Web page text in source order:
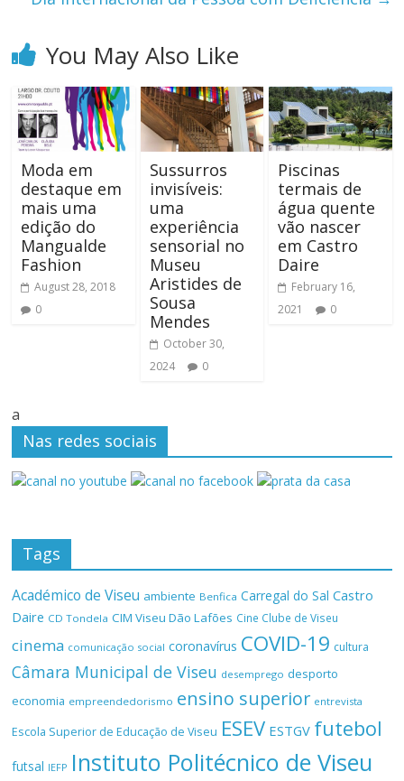
You May Also Like
Moda em
destaque em
mais uma
edição do
Mangualde
Fashion
August 28, 2018
0
Sussurros
invisíveis:
uma
experiência
sensorial no
Museu
Aristides de
Sousa
Mendes
October 30,
2024
0
Piscinas
termais de
água quente
vão nascer
em Castro
Daire
February 16,
2021
0
a
Nas redes sociais
Tags
Académico de Viseu ambiente Benfica Carregal do Sal Castro
Daire CD Tondela CIM Viseu Dão Lafões Cine Clube de Viseu
cinema comunicação social coronavírus COVID-19 cultura
Câmara Municipal de Viseu desemprego desporto
economia empreendedorismo ensino superior entrevista
Escola Superior de Educação de Viseu ESEV ESTGV futebol
futsal IEFP Instituto Politécnico de Viseu